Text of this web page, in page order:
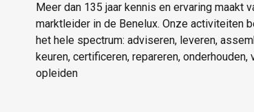
Meer dan 135 jaar kennis en ervaring maakt
marktleider in de Benelux. Onze activiteiten
het hele spectrum: adviseren, leveren,
keuren, certificeren, repareren, onderhouden,
opleiden